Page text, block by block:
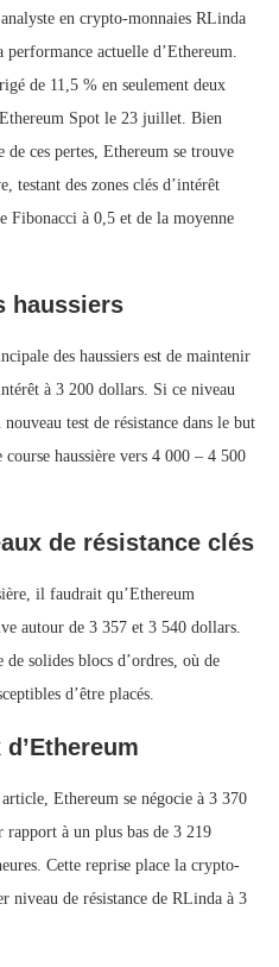
en crypto-monnaies RLinda
actuelle d’Ethereum.
de 11,5 % en seulement deux
Spot le 23 juillet. Bien
ces pertes, Ethereum se trouve
testant des zones clés d’intérêt
Fibonacci à 0,5 et de la moyenne
haussiers
des haussiers est de maintenir
à 3 200 dollars. Si ce niveau
test de résistance dans le but
haussière vers 4 000 – 4 500
de résistance clés
il faudrait qu’Ethereum
autour de 3 357 et 3 540 dollars.
solides blocs d’ordres, où de
d’être placés.
Ethereum se négocie à 3 370
à un plus bas de 3 219
Cette reprise place la crypto-
niveau de résistance de RLinda à 3